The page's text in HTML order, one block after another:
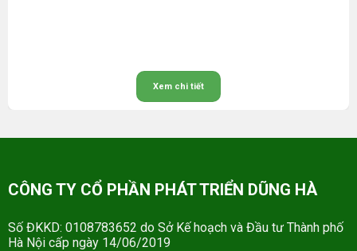
Xem chi tiết
CÔNG TY CỔ PHẦN PHÁT TRIỂN DŨNG HÀ
Số ĐKKD: 0108783652 do Sở Kế hoạch và Đầu tư Thành phố
Hà Nội cấp ngày 14/06/2019